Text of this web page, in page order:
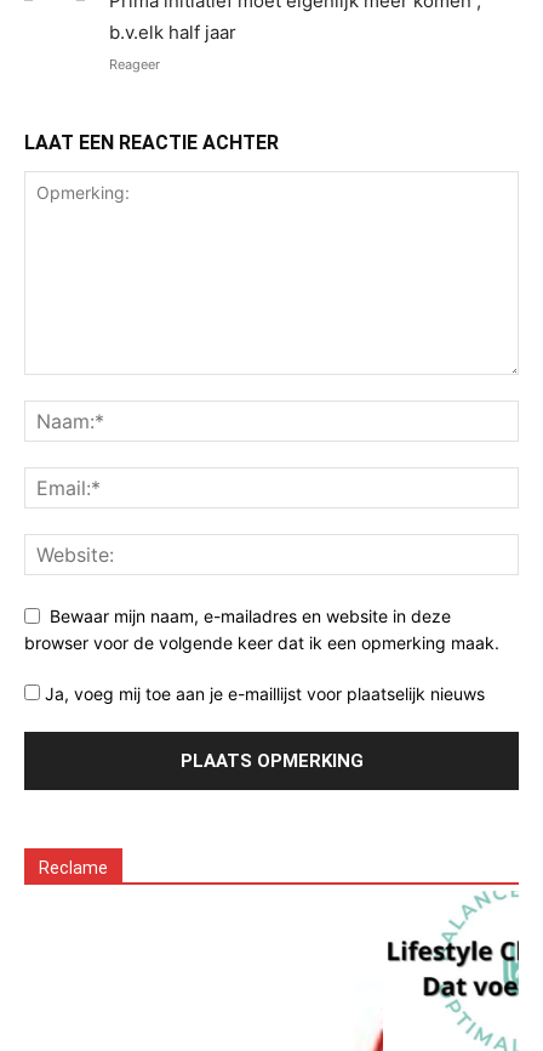
b.v.elk half jaar
Reageer
LAAT EEN REACTIE ACHTER
Bewaar mijn naam, e-mailadres en website in deze
browser voor de volgende keer dat ik een opmerking maak.
Ja, voeg mij toe aan je e-maillijst voor plaatselijk nieuws
Reclame